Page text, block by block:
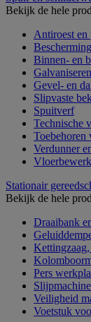
Bekijk de hele
Antiroest en
Binnen- en
Galvaniseren
Gevel- en
Slipvaste
Spuitverf
Technische
Toebehoren
Verdunner
Stationair
Bekijk de hele
Draaibank
Pers
Veiligheid
Voetstuk